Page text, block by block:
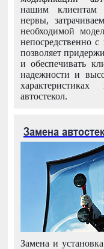
нашим клиентам
нервы,
необходимой
непосредственно
позволяет
и обеспечивать
надежности и
автостекол.
Замена
Замена и